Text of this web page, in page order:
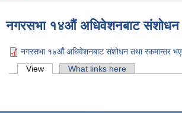
नगरसभा १४औं अधिवेशनबाट संशोधन
नगरसभा १४औं अधिवेशनबाट संशोधन तथा रकमान्तर
Primary tabs
View (active tab)What links here